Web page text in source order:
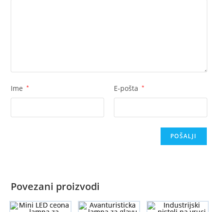
Ime * E-pošta *
Povezani proizvodi